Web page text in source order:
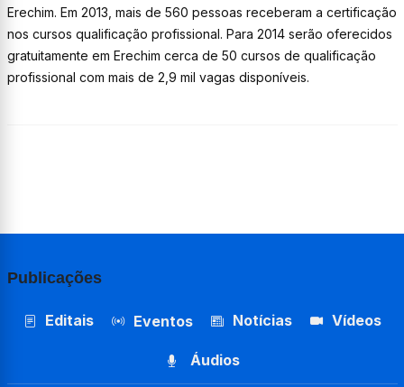
Erechim. Em 2013, mais de 560 pessoas receberam a certificação
nos cursos qualificação profissional. Para 2014 serão oferecidos
gratuitamente em Erechim cerca de 50 cursos de qualificação
profissional com mais de 2,9 mil vagas disponíveis.
Publicações
Editais Eventos Notícias Vídeos
Áudios